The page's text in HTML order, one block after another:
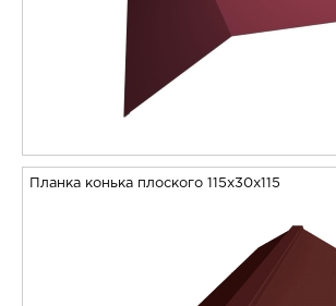
Планка конька плоского 115х30х115